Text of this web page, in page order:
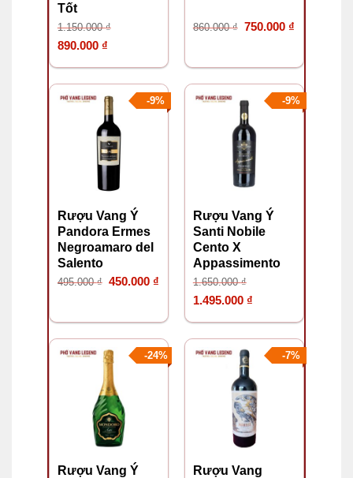
Tốt
1.150.000₫
Giá
là:
1.150.000 ₫.
890.000 ₫Giá
tại
là:
890.000 ₫.
860.000₫ Giá
860.000 ₫.
750.000 ₫Giá
tại
là:
750.000 ₫.
-9%
Rượu Vang Ý
Pandora Ermes
Negroamaro del
Salento
495.000₫ Giá
495.000 ₫.
450.000 ₫Giá
tại
là:
450.000 ₫.
-9%
Rượu Vang Ý
Santi Nobile
Cento X
Appassimento
1.650.000₫
Giá
là:
1.650.000 ₫.
1.495.000 ₫Giá
tại
là:
-24%
Rượu Vang Ý
-7%
Rượu Vang